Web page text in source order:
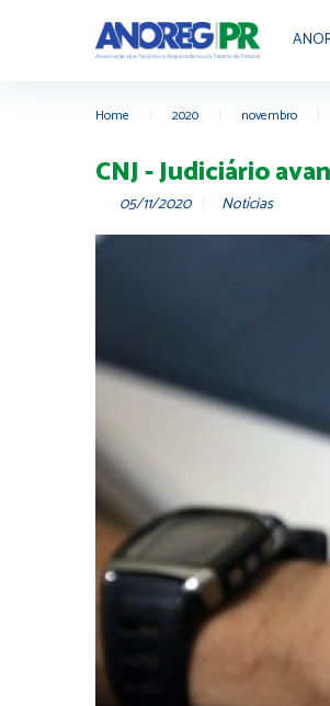
Home 2020 novembro
CNJ - Judiciário
05/11/2020 Notícias